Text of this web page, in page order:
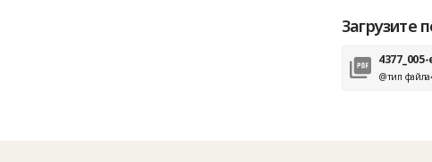
Загрузите
@тип файла